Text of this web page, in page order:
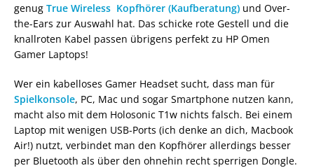
genug True Wireless Kopfhörer (Kaufberatung) und Over-
the-Ears zur Auswahl hat. Das schicke rote Gestell und die
knallroten Kabel passen übrigens perfekt zu HP Omen
Gamer Laptops!
Wer ein kabelloses Gamer Headset sucht, dass man für
Spielkonsole, PC, Mac und sogar Smartphone nutzen kann,
macht also mit dem Holosonic T1w nichts falsch. Bei einem
Laptop mit wenigen USB-Ports (ich denke an dich, Macbook
Air!) nutzt, verbindet man den Kopfhörer allerdings besser
per Bluetooth als über den ohnehin recht sperrigen Dongle.